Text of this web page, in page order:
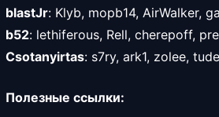
blastJr: Klyb, mopb14, AirWalker,
b52: lethiferous, Rell, cherepoff,
Csotanyirtas: s7ry, ark1, zolee,
Полезные ссылки: